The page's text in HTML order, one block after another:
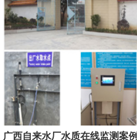
广西自来水厂水质在线监测案例